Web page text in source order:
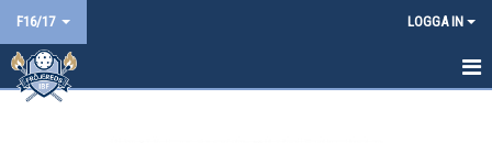
F16/17 LOGGA IN